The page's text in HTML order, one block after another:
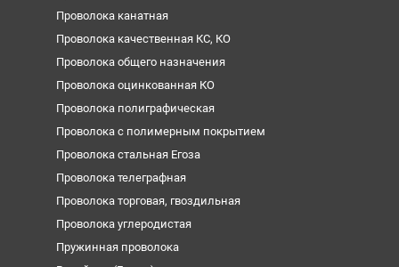
Проволока канатная
Проволока качественная КС, КО
Проволока общего назначения
Проволока оцинкованная КО
Проволока полиграфическая
Проволока с полимерным покрытием
Проволока стальная Егоза
Проволока телеграфная
Проволока торговая, гвоздильная
Проволока углеродистая
Пружинная проволока